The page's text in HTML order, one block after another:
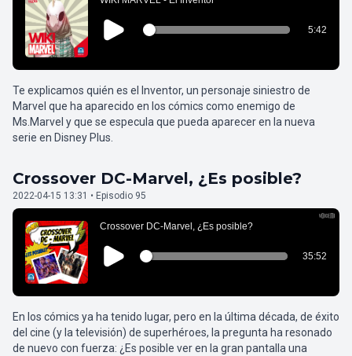
Te explicamos quién es el Inventor, un personaje siniestro de
Marvel que ha aparecido en los cómics como enemigo de
Ms.Marvel y que se especula que pueda aparecer en la nueva
serie en Disney Plus.
Crossover DC-Marvel, ¿Es posible?
2022-04-15 13:31 • Episodio 95
En los cómics ya ha tenido lugar, pero en la última década, de éxito
del cine (y la televisión) de superhéroes, la pregunta ha resonado
de nuevo con fuerza: ¿Es posible ver en la gran pantalla una